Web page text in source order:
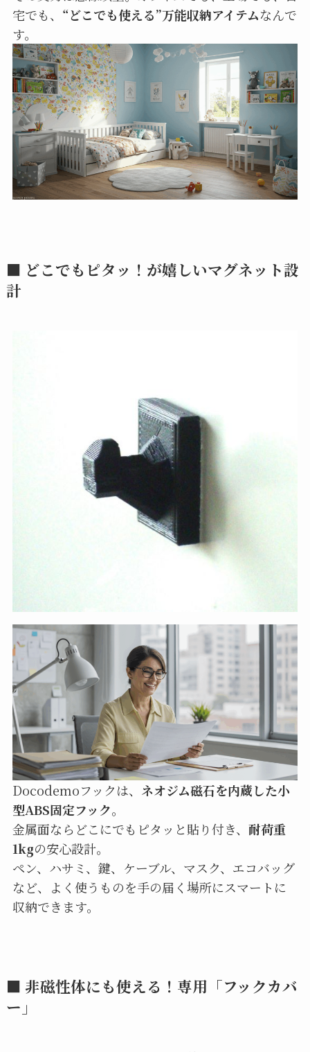
宅でも、 “どこでも使える”万能収納アイテムなんで
す。
■ どこでもピタッ！が嬉しいマグネット設
計
Docodemoフックは、 ネオジム磁石を内蔵した小
型ABS固定フック。
金属面ならどこにでもピタッと貼り付き、 耐荷重
1kgの安心設計。
ペン、ハサミ、鍵、ケーブル、マスク、エコバッグ
など、よく使うものを手の届く場所にスマートに
収納できます。
■ 非磁性体にも使える！専用「フックカバ
ー」